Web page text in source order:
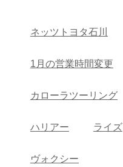
ネッツトヨタ石川
1月の営業時間変更
カローラツーリング
ハリアー ライズ
ヴォクシー